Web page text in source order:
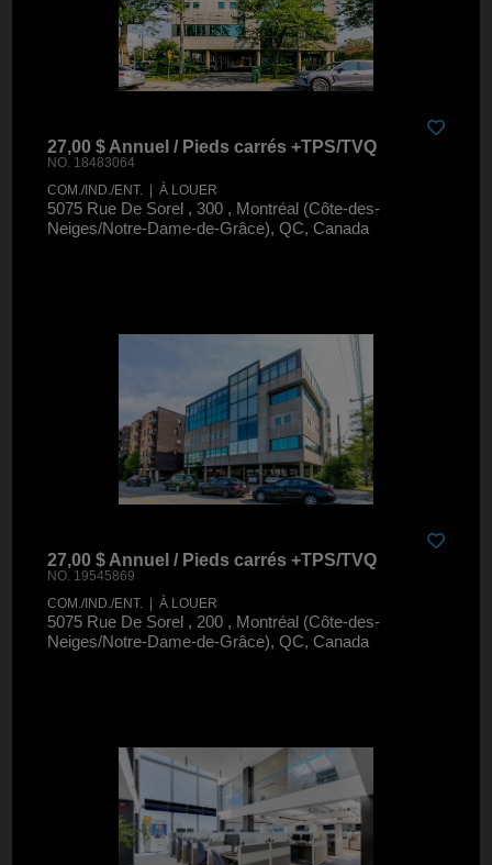
27,00 $ Annuel / Pieds carrés +TPS/TVQ
NO. 18483064
COM./IND./ENT. | À LOUER
5075 Rue De Sorel , 300 , Montréal (Côte-des-
Neiges/Notre-Dame-de-Grâce), QC, Canada
27,00 $ Annuel / Pieds carrés +TPS/TVQ
NO. 19545869
COM./IND./ENT. | À LOUER
5075 Rue De Sorel , 200 , Montréal (Côte-des-
Neiges/Notre-Dame-de-Grâce), QC, Canada